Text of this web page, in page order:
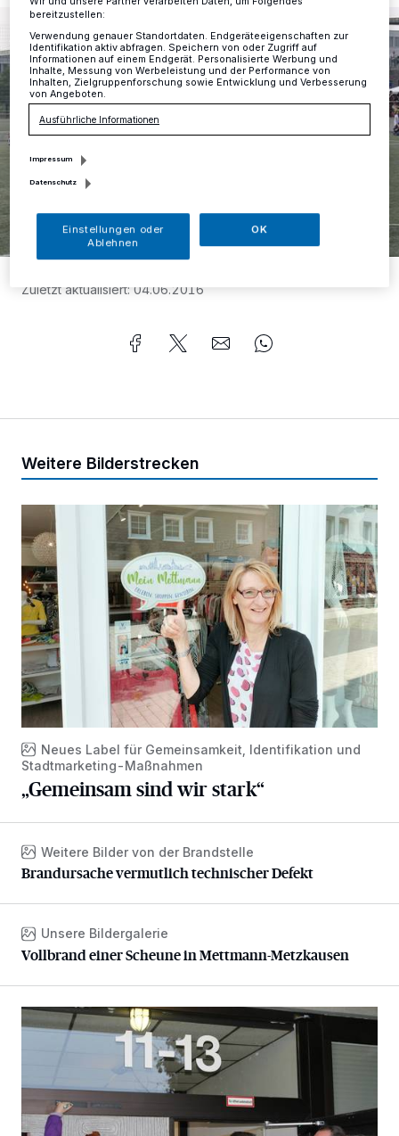
Zuletzt aktualisiert: 04.06.2016
Weitere Bilderstrecken
„Gemeinsam sind wir stark“
Neues Label für Gemeinsamkeit, Identifikation und
Stadtmarketing-Maßnahmen
„Gemeinsam sind wir stark“
Brandursache vermutlich technischer Defekt
Weitere Bilder von der Brandstelle
Brandursache vermutlich technischer Defekt
Vollbrand einer Scheune in Mettmann-Metzkausen
Unsere Bildergalerie
Vollbrand einer Scheune in Mettmann-Metzkausen
Sternsinger segnen Stadtverwaltung und Feuerwehr
bereitzustellen:
Verwendung genauer Standortdaten. Endgeräteeigenschaften zur
Identifikation aktiv abfragen. Speichern von oder Zugriff auf
Informationen auf einem Endgerät. Personalisierte Werbung und
Inhalte, Messung von Werbeleistung und der Performance von
Inhalten, Zielgruppenforschung sowie Entwicklung und Verbesserung
von Angeboten.
Ausführliche Informationen
Impressum
Datenschutz
Einstellungen oder
Ablehnen
OK